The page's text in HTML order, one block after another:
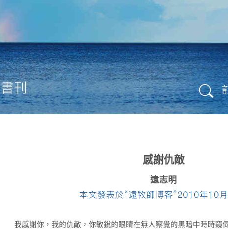
書刊
感謝仇敵
遠志明
本文發表於“遠牧師博客”2010年10
我感謝你，我的仇敵，你敏銳的眼睛在無人察覺的黑暗中時時窺